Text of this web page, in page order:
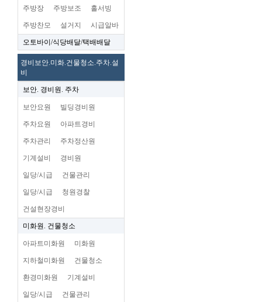
주방장 주방보조 홀서빙
주방찬모 설거지 시급알바
오토바이/식당배달/택배배달
경비보안.미화.건물청소.주차.설
비
보안. 경비원. 주차
보안요원 빌딩경비원
주차요원 아파트경비
주차관리 주차정산원
기계설비 경비원
일당/시급 건물관리
일당/시급 청원경찰
건설현장경비
미화원. 건물청소
아파트미화원 미화원
지하철미화원 건물청소
환경미화원 기계설비
일당/시급 건물관리